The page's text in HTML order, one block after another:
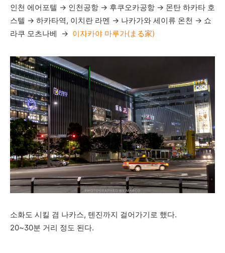
인천 에어포텔 → 인천공항 → 후쿠오카공항 → 몬탄 하카타 호
스텔 → 하카타역, 이치란 라멘 → 나카가와 세이류 온천 → 쇼
라쿠 모츠나베
→ 이자카야 마루가(まる家)
소화도 시킬 겸 나카스, 텐진까지 걸어가기로 했다.
20~30분 거리 정도 된다.